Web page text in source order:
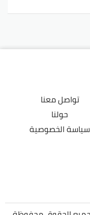
تواصل معنا
حولنا
سياسة الخصوصية